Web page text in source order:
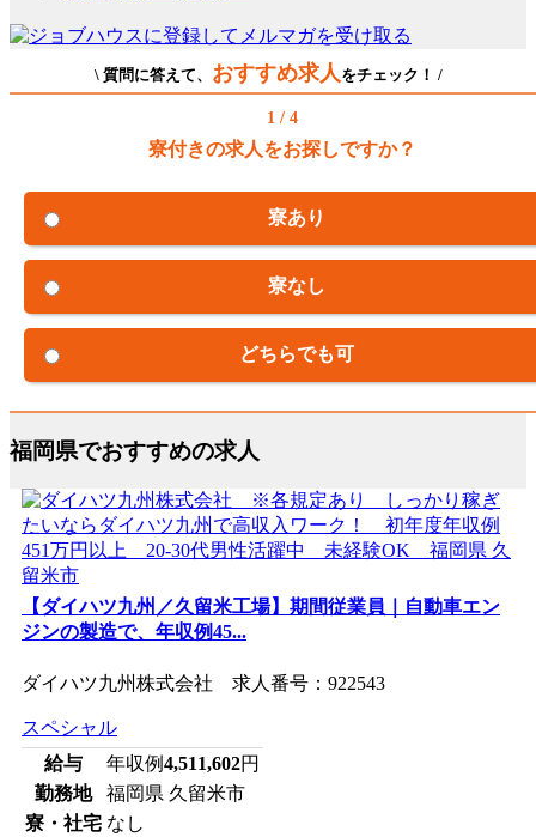
\ 質問に答えて、 おすすめ求人 をチェック！ /
1 / 4
寮付きの求人をお探しですか？
寮あり
寮なし
どちらでも可
福岡県でおすすめの求人
【ダイハツ九州／久留米工場】期間従業員｜自動車エン
ジンの製造で、年収例45...
ダイハツ九州株式会社 求人番号：922543
スペシャル
給与
年収例4,511,602円
勤務地
福岡県 久留米市
寮・社宅 なし